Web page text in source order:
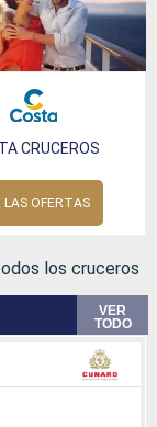
CRUCEROS
LAS OFERTAS
los cruceros
VER
TODO